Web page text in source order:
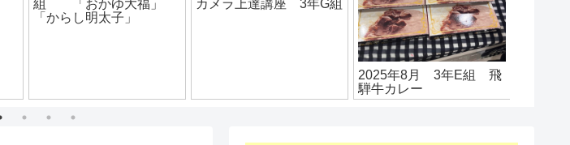
組 「おかゆ大福」
「からし明太子」
カメラ上達講座 3年G組
2025年8月 3年E組 飛
騨牛カレー